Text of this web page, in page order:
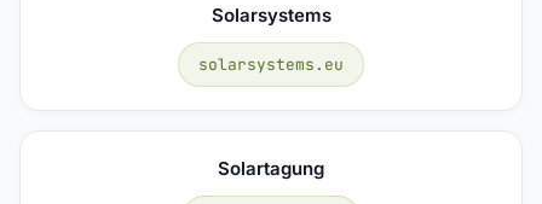
Solarsystems
solarsystems.eu
Solartagung